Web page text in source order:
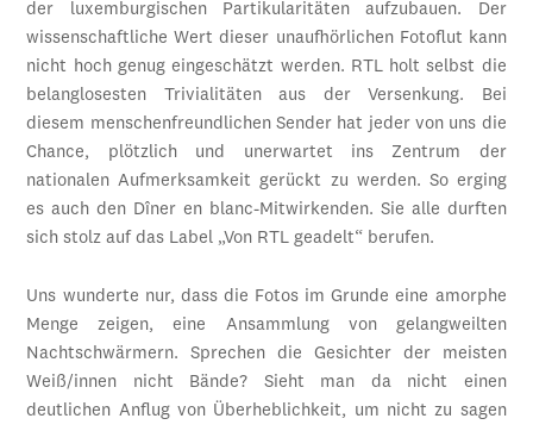
der luxemburgischen Partikularitäten aufzubauen. Der
wissenschaftliche Wert dieser unaufhörlichen Fotoflut kann
nicht hoch genug eingeschätzt werden. RTL holt selbst die
belanglosesten Trivialitäten aus der Versenkung. Bei
diesem menschenfreundlichen Sender hat jeder von uns die
Chance, plötzlich und unerwartet ins Zentrum der
nationalen Aufmerksamkeit gerückt zu werden. So erging
es auch den Dîner en blanc-Mitwirkenden. Sie alle durften
sich stolz auf das Label „Von RTL geadelt“ berufen.
Uns wunderte nur, dass die Fotos im Grunde eine amorphe
Menge zeigen, eine Ansammlung von gelangweilten
Nachtschwärmern. Sprechen die Gesichter der meisten
Weiß/innen nicht Bände? Sieht man da nicht einen
deutlichen Anflug von Überheblichkeit, um nicht zu sagen